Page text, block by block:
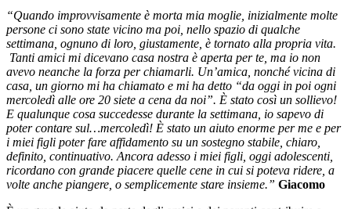
“Quando improvvisamente è morta mia moglie, inizialmente molte
persone ci sono state vicino ma poi, nello spazio di qualche
settimana, ognuno di loro, giustamente, è tornato alla propria vita.
Tanti amici mi dicevano casa nostra è aperta per te, ma io non
avevo neanche la forza per chiamarli. Un’amica, nonché vicina di
casa, un giorno mi ha chiamato e mi ha detto “da oggi in poi ogni
mercoledì alle ore 20 siete a cena da noi”. È stato così un sollievo!
E qualunque cosa succedesse durante la settimana, io sapevo di
poter contare sul…mercoledì! È stato un aiuto enorme per me e per
i miei figli poter fare affidamento su un sostegno stabile, chiaro,
definito, continuativo. Ancora adesso i miei figli, oggi adolescenti,
ricordano con grande piacere quelle cene in cui si poteva ridere, a
volte anche piangere, o semplicemente stare insieme.” Giacomo